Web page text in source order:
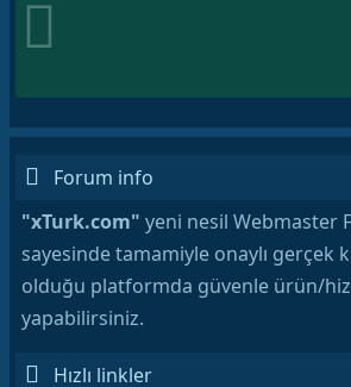
Forum info
"xTurk.com" yeni nesil Webmaster
sayesinde tamamiyle onaylı gerçek
olduğu platformda güvenle ürün/
yapabilirsiniz.
Hızlı linkler